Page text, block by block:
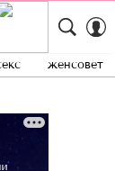
женсовет